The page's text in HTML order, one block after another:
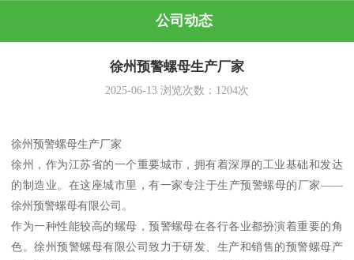
公司动态
徐州预警螺母生产厂家
2025-06-13 浏览次数： 1204次
徐州预警螺母生产厂家
徐州，作为江苏省的一个重要城市，拥有着深厚的工业基础和发达
的制造业。在这座城市里，有一家专注于生产预警螺母的厂家——
徐州预警螺母有限公司。
作为一种性能较高的螺母，预警螺母在各行各业都扮演着重要的角
色。徐州预警螺母有限公司致力于研发、生产和销售的预警螺母产